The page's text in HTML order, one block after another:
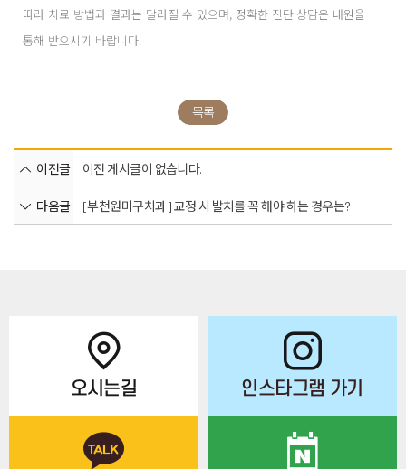
따라 치료 방법과 결과는 달라질 수 있으며, 정확한 진단·상담은 내원을
통해 받으시기 바랍니다.
목록
이전글 이전 게시글이 없습니다.
다음글 [부천원미구치과] 교정 시 발치를 꼭 해야 하는 경우는?
오시는길 인스타그램 가기